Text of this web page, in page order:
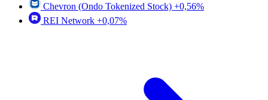
Chevron (Ondo Tokenized Stock) +0,56%
REI Network +0,07%